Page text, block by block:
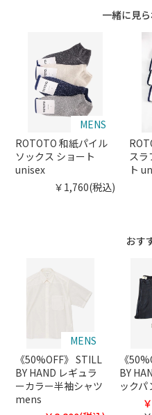
一緒に見
MENS
ROTOTO 和紙パイル
ソックス ショート
unisex
￥1,760(税込)
スラ
ト
おす
MENS
《50%OFF》 STILL
BY HAND レギュラ
ーカラー半袖シャツ
mens
《
BY
ック